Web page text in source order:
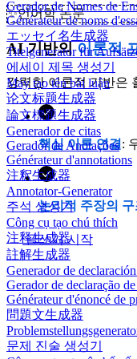
Gerador de Nomes de
Générateur de noms
エッセイ名生成器
Titelgenerator für
에세이 제목 생성기
Máy tạo tên bài luận
论文标题生成器
論文標題生成器
Generador de citas
Gerador de Anotações
Générateur d'annotations
注釈生成器
Annotator-Generator
주석 생성기
Công cụ tạo chú thích
注释生成器
註解生成器
Generador de
Gerador de declaração
Générateur d'énoncé de
問題文生成器
문제 진술 생성기
✨언어학 논문
AI 기반의이론적
강력한 이론적 기반은
핵심 이론 연결 :
논리적 주장의 구
글쓰기 시작